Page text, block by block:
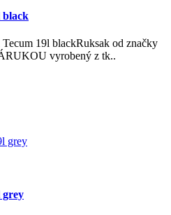
black
19l blackRuksak od značky
vyrobený z tk..
grey